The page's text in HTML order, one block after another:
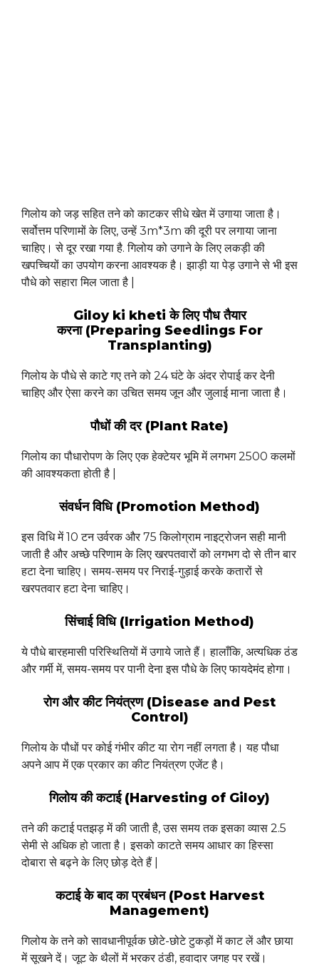
गिलोय को जड़ सहित तने को काटकर सीधे खेत में उगाया जाता है।
सर्वोत्तम परिणामों के लिए, उन्हें 3m*3m की दूरी पर लगाया जाना
चाहिए। से दूर रखा गया है. गिलोय को उगाने के लिए लकड़ी की
खपच्चियों का उपयोग करना आवश्यक है। झाड़ी या पेड़ उगाने से भी इस
पौधे को सहारा मिल जाता है |
Giloy ki kheti के लिए पौध तैयार
करना (Preparing Seedlings For
Transplanting)
गिलोय के पौधे से काटे गए तने को 24 घंटे के अंदर रोपाई कर देनी
चाहिए और ऐसा करने का उचित समय जून और जुलाई माना जाता है।
पौधों की दर (Plant Rate)
गिलोय का पौधारोपण के लिए एक हेक्टेयर भूमि में लगभग 2500 कलमों
की आवश्यकता होती है |
संवर्धन विधि (Promotion Method)
इस विधि में 10 टन उर्वरक और 75 किलोग्राम नाइट्रोजन सही मानी
जाती है और अच्छे परिणाम के लिए खरपतवारों को लगभग दो से तीन बार
हटा देना चाहिए। समय-समय पर निराई-गुड़ाई करके कतारों से
खरपतवार हटा देना चाहिए।
सिंचाई विधि (Irrigation Method)
ये पौधे बारहमासी परिस्थितियों में उगाये जाते हैं। हालाँकि, अत्यधिक ठंड
और गर्मी में, समय-समय पर पानी देना इस पौधे के लिए फायदेमंद होगा।
रोग और कीट नियंत्रण (Disease and Pest
Control)
गिलोय के पौधों पर कोई गंभीर कीट या रोग नहीं लगता है। यह पौधा
अपने आप में एक प्रकार का कीट नियंत्रण एजेंट है।
गिलोय की कटाई (Harvesting of Giloy)
तने की कटाई पतझड़ में की जाती है, उस समय तक इसका व्यास 2.5
सेमी से अधिक हो जाता है। इसको काटते समय आधार का हिस्सा
दोबारा से बढ्ने के लिए छोड़ देते हैं |
कटाई के बाद का प्रबंधन (Post Harvest
Management)
गिलोय के तने को सावधानीपूर्वक छोटे-छोटे टुकड़ों में काट लें और छाया
में सूखने दें। जूट के थैलों में भरकर ठंडी, हवादार जगह पर रखें।